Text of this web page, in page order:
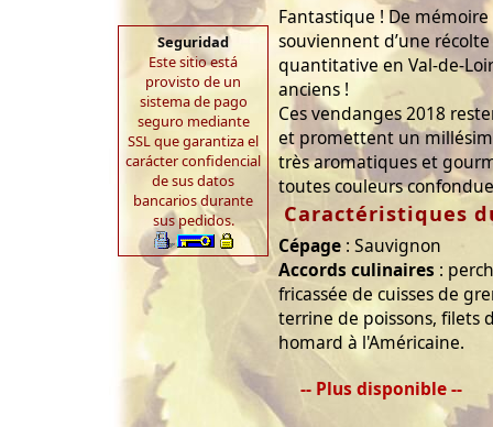
Seguridad
Este sitio está
provisto de un
sistema de pago
seguro mediante
SSL que garantiza el
carácter confidencial
de sus datos
bancarios durante
sus pedidos.
Fantastique ! De
souviennent d’une
quantitative en Val-de-
anciens !
Ces vendanges 2018
et promettent un
très aromatiques et
toutes couleurs
Caractéristiques
Cépage : Sauvignon
Accords culinaires :
fricassée de cuisses de
terrine de poissons, filets
homard à l'Américaine.
-- Plus disponible --